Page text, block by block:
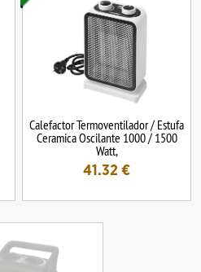
Calefactor Termoventilador / Estufa
Ceramica Oscilante 1000 / 1500
Watt,
41.32 €